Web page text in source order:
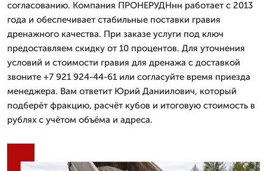
согласованию. Компания ПРОНЕРУДНнн работает с 2013
года и обеспечивает стабильные поставки гравия
дренажного качества. При заказе услуги под ключ
предоставляем скидку от 10 процентов. Для уточнения
условий и стоимости гравия для дренажа с доставкой
звоните +7 921 924-44-61 или согласуйте время приезда
менеджера. Вам ответит Юрий Даниилович, который
подберёт фракцию, расчёт кубов и итоговую стоимость в
рублях с учётом объёма и адреса.